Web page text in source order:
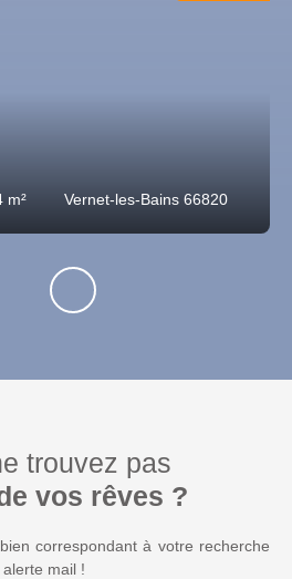
m² Vernet-les-Bains 66820
trouvez pas
vos rêves ?
correspondant à votre recherche
mail !